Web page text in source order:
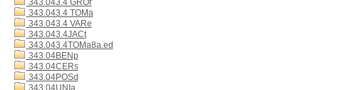
343.043.4 GROr
343.043.4 TOMa
343.043.4 VARe
343.043.4JACt
343.043.4TOMa8a.ed
343.04BENp
343.04CERs
343.04POSd
343.04UNIa